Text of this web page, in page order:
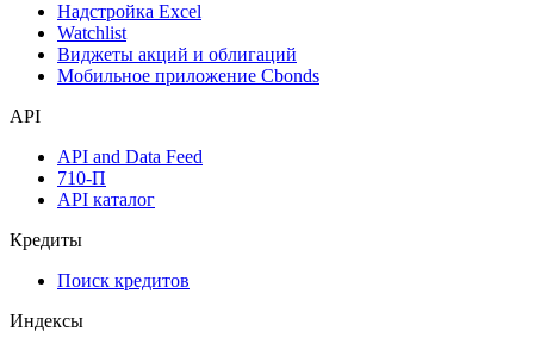
Надстройка Excel
Watchlist
Виджеты акций и облигаций
Мобильное приложение Cbonds
API
API and Data Feed
710-П
API каталог
Кредиты
Поиск кредитов
Индексы